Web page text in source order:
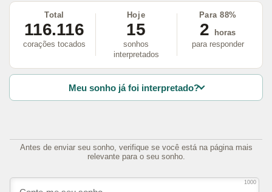
Total
116.116
corações tocados
Hoje
15
sonhos
interpretados
Para 88%
2
horas
para responder
Meu sonho já foi interpretado?
Antes de enviar seu sonho, verifique se você está na página mais
relevante para o seu sonho.
1000